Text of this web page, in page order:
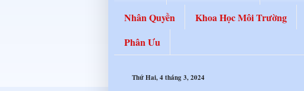
Nhân Quyền
Khoa Học Môi Trường
Phân Ưu
Thứ Hai, 4 tháng 3, 2024